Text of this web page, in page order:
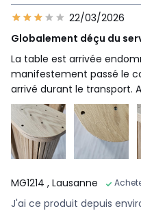
22/03/2026
Globalement déçu du
La table est arrivée
manifestement passé le
arrivé durant le transport.
MG1214 , Lausanne
J'ai ce produit depuis